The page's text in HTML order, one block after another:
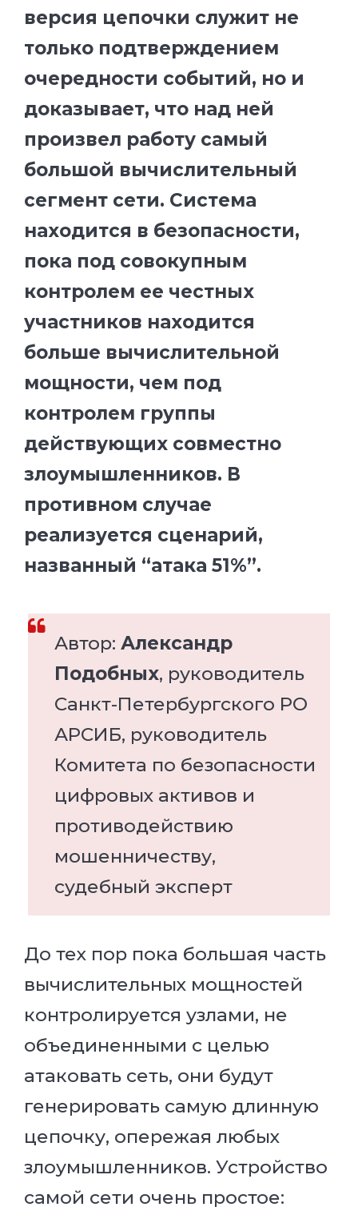
версия цепочки служит не
только подтверждением
очередности событий, но и
доказывает, что над ней
произвел работу самый
большой вычислительный
сегмент сети. Система
находится в безопасности,
пока под совокупным
контролем ее честных
участников находится
больше вычислительной
мощности, чем под
контролем группы
действующих совместно
злоумышленников. В
противном случае
реализуется сценарий,
названный “атака 51%”.
Автор: Александр
Подобных, руководитель
Санкт-Петербургского РО
АРСИБ, руководитель
Комитета по безопасности
цифровых активов и
противодействию
мошенничеству,
судебный эксперт
До тех пор пока большая часть
вычислительных мощностей
контролируется узлами, не
объединенными с целью
атаковать сеть, они будут
генерировать самую длинную
цепочку, опережая любых
злоумышленников. Устройство
самой сети очень простое: